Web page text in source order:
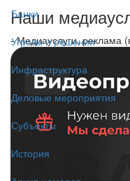
Банки
Угрозы и решения
Инфраструктура
Деловые мероприятия
Субъекты
История
Наши
- Медиауслуги, реклама